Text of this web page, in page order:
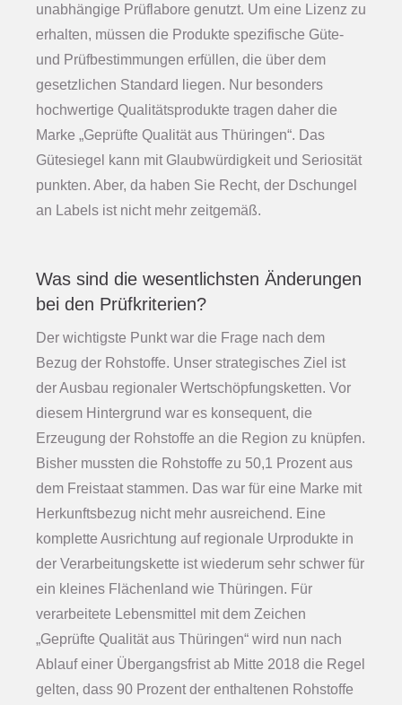
unabhängige Prüflabore genutzt. Um eine Lizenz zu
erhalten, müssen die Produkte spezifische Güte-
und Prüfbestimmungen erfüllen, die über dem
gesetzlichen Standard liegen. Nur besonders
hochwertige Qualitätsprodukte tragen daher die
Marke „Geprüfte Qualität aus Thüringen“. Das
Gütesiegel kann mit Glaubwürdigkeit und Seriosität
punkten. Aber, da haben Sie Recht, der Dschungel
an Labels ist nicht mehr zeitgemäß.
Was sind die wesentlichsten Änderungen
bei den Prüfkriterien?
Der wichtigste Punkt war die Frage nach dem
Bezug der Rohstoffe. Unser strategisches Ziel ist
der Ausbau regionaler Wertschöpfungsketten. Vor
diesem Hintergrund war es konsequent, die
Erzeugung der Rohstoffe an die Region zu knüpfen.
Bisher mussten die Rohstoffe zu 50,1 Prozent aus
dem Freistaat stammen. Das war für eine Marke mit
Herkunftsbezug nicht mehr ausreichend. Eine
komplette Ausrichtung auf regionale Urprodukte in
der Verarbeitungskette ist wiederum sehr schwer für
ein kleines Flächenland wie Thüringen. Für
verarbeitete Lebensmittel mit dem Zeichen
„Geprüfte Qualität aus Thüringen“ wird nun nach
Ablauf einer Übergangsfrist ab Mitte 2018 die Regel
gelten, dass 90 Prozent der enthaltenen Rohstoffe